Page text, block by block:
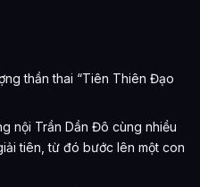
thần thai “Tiên Thiên Đạo
nội Trần Dần Đô cùng nhiều
tiên, từ đó bước lên một con